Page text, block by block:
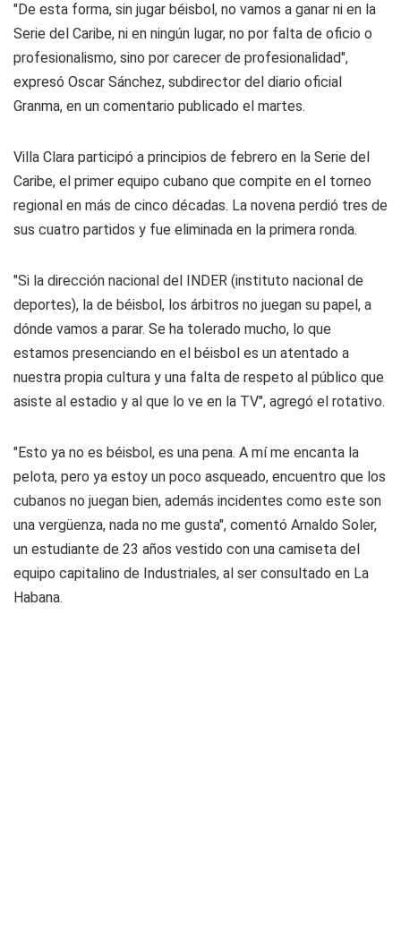
"De esta forma, sin jugar béisbol, no vamos a ganar ni en la
Serie del Caribe, ni en ningún lugar, no por falta de oficio o
profesionalismo, sino por carecer de profesionalidad",
expresó Oscar Sánchez, subdirector del diario oficial
Granma, en un comentario publicado el martes.
Villa Clara participó a principios de febrero en la Serie del
Caribe, el primer equipo cubano que compite en el torneo
regional en más de cinco décadas. La novena perdió tres de
sus cuatro partidos y fue eliminada en la primera ronda.
"Si la dirección nacional del INDER (instituto nacional de
deportes), la de béisbol, los árbitros no juegan su papel, a
dónde vamos a parar. Se ha tolerado mucho, lo que
estamos presenciando en el béisbol es un atentado a
nuestra propia cultura y una falta de respeto al público que
asiste al estadio y al que lo ve en la TV", agregó el rotativo.
"Esto ya no es béisbol, es una pena. A mí me encanta la
pelota, pero ya estoy un poco asqueado, encuentro que los
cubanos no juegan bien, además incidentes como este son
una vergüenza, nada no me gusta", comentó Arnaldo Soler,
un estudiante de 23 años vestido con una camiseta del
equipo capitalino de Industriales, al ser consultado en La
Habana.